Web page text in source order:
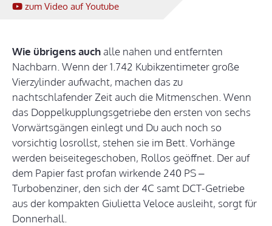
zum Video auf Youtube
Wie übrigens auchalle nahen und entfernten
Nachbarn. Wenn der 1.742 Kubikzentimeter große
Vierzylinder aufwacht, machen das zu
nachtschlafender Zeit auch die Mitmenschen. Wenn
das Doppelkupplungsgetriebe den ersten von sechs
Vorwärtsgängen einlegt und Du auch noch so
vorsichtig losrollst, stehen sie im Bett. Vorhänge
werden beiseitegeschoben, Rollos geöffnet. Der auf
dem Papier fast profan wirkende 240 PS –
Turbobenziner, den sich der 4C samt DCT-Getriebe
aus der kompakten Giulietta Veloce ausleiht, sorgt für
Donnerhall.